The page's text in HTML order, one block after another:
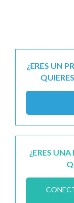
¿ERES UN
¿ERES